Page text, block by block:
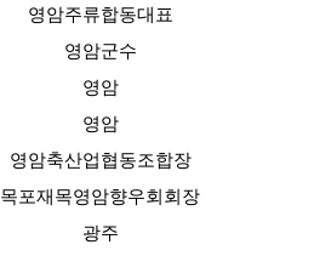
영암주류합동대표
영암군수
영암
영암
영암축산업협동조합장
목포재목영암향우회회장
광주